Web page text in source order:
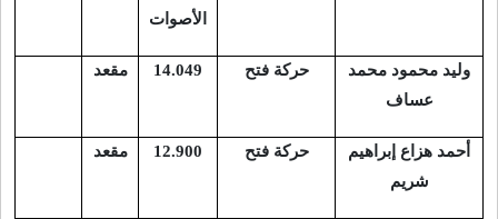
الأصوات
وليد محمود محمد
عساف
حركة فتح 14.049 مقعد
أحمد هزاع إبراهيم
شريم
حركة فتح 12.900 مقعد